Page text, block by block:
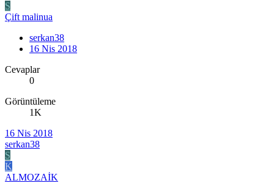
S
Çift malinua
serkan38
16 Nis 2018
Cevaplar
0
Görüntüleme
1K
16 Nis 2018
serkan38
S
K
ALMOZAİK